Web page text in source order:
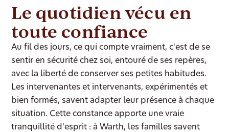
Le quotidien vécu en
toute confiance
Au fil des jours, ce qui compte vraiment, c'est de se
sentir en sécurité chez soi, entouré de ses repères,
avec la liberté de conserver ses petites habitudes.
Les intervenantes et intervenants, expérimentés et
bien formés, savent adapter leur présence à chaque
situation. Cette constance apporte une vraie
tranquillité d'esprit : à Warth, les familles savent